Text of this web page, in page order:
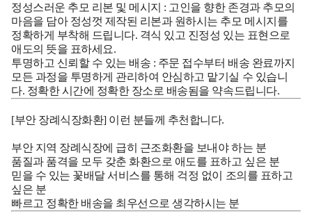
정성스러운 추모 리본 및 메시지 : 고인을 향한 존경과 추모의
마음을 담아 정성껏 제작된 리본과 원하시는 추모 메시지를
정확하게 부착해 드립니다. 격식 있고 진정성 있는 표현으로
애도의 뜻을 표하세요.
투명하고 신뢰할 수 있는 배송 : 주문 접수부터 배송 완료까지
모든 과정을 투명하게 관리하여 안심하고 맡기실 수 있습니
다. 정확한 시간에 정확한 장소로 배송됨을 약속드립니다.
[부안 장례식장화환] 이런 분들께 추천합니다.
부안 지역 장례식장에 급히 근조화환을 보내야 하는 분
품질과 품격을 모두 갖춘 화환으로 애도를 표하고 싶은 분
믿을 수 있는 꽃배달 서비스를 통해 걱정 없이 조의를 표하고
싶은 분
빠르고 정확한 배송을 최우선으로 생각하시는 분